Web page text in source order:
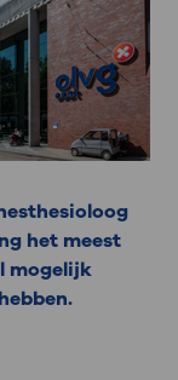
het meest
mogelijk